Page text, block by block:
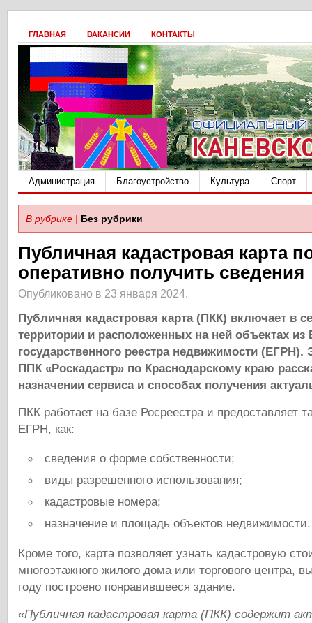
ГЛАВНАЯ ВАКАНСИИ КОНТАКТЫ
Администрация Благоустройство Культура Спорт
В рубрике | Без рубрики
Публичная кадастровая карта
оперативно получить сведения
Опубликовано в 23 января 2024.
Публичная кадастровая карта (ПКК) включает в
территории и расположенных на ней объектах из
государственного реестра недвижимости
ППК «Роскадастр» по Краснодарскому краю
назначении сервиса и способах получения
ПКК работает на базе Росреестра и предоставляет
ЕГРН, как:
сведения о форме собственности;
виды разрешенного использования;
кадастровые номера;
назначение и площадь объектов недвижимости.
Кроме того, карта позволяет узнать кадастровую
многоэтажного жилого дома или торгового центра,
году построено понравившееся здание.
«Публичная кадастровая карта (ПКК) содержит